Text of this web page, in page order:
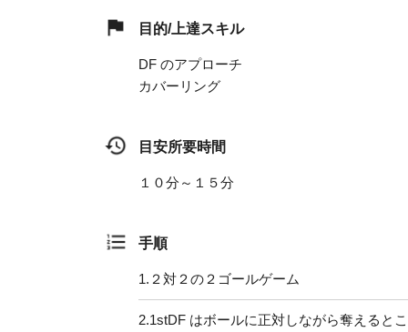
目的/上達スキル
DF のアプローチ
カバーリング
目安所要時間
１０分～１５分
手順
1. ２対２の２ゴールゲーム
2.1stDF はボールに正対しながら奪えると